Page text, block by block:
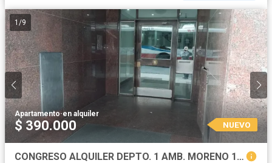
1 /9
Apartamento·en alquiler
$ 390.000 NUEVO
CONGRESO ALQUILER DEPTO. 1 AMB. MORENO 1700